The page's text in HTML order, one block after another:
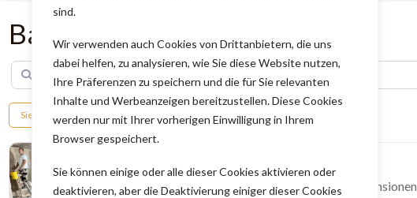
sind.
Wir verwenden auch Cookies von Drittanbietern, die uns
dabei helfen, zu analysieren, wie Sie diese Website nutzen,
Ihre Präferenzen zu speichern und die für Sie relevanten
Inhalte und Werbeanzeigen bereitzustellen. Diese Cookies
werden nur mit Ihrer vorherigen Einwilligung in Ihrem
Browser gespeichert.
Sie können einige oder alle dieser Cookies aktivieren oder
deaktivieren, aber die Deaktivierung einiger dieser Cookies
Bau & Abbruch
Suchen nach In der Nähe
Siegel
Keine Rezensionen